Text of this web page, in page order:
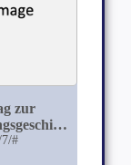
zur
#